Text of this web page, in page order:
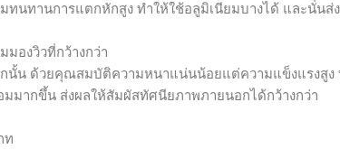
ทนทานการแตกหักสูง ทำให้ใช้อลูมิเนียมบางได้ และนั่น
องวิวที่กว้างกว่า
นั้น ด้วยคุณสมบัติความหนาแน่นน้อยแต่ความแข็งแรงสู
มากขึ้น ส่งผลให้สัมผัสทัศนียภาพภายนอกได้กว้างกว่า
ท